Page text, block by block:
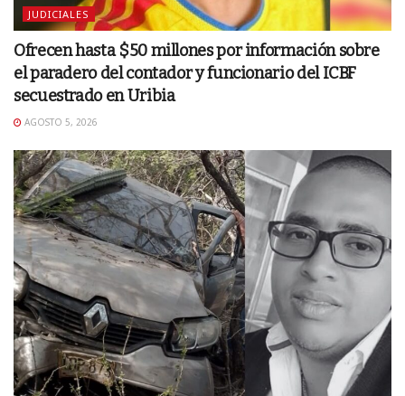
JUDICIALES
Ofrecen hasta $50 millones por información sobre
el paradero del contador y funcionario del ICBF
secuestrado en Uribia
AGOSTO 5, 2026